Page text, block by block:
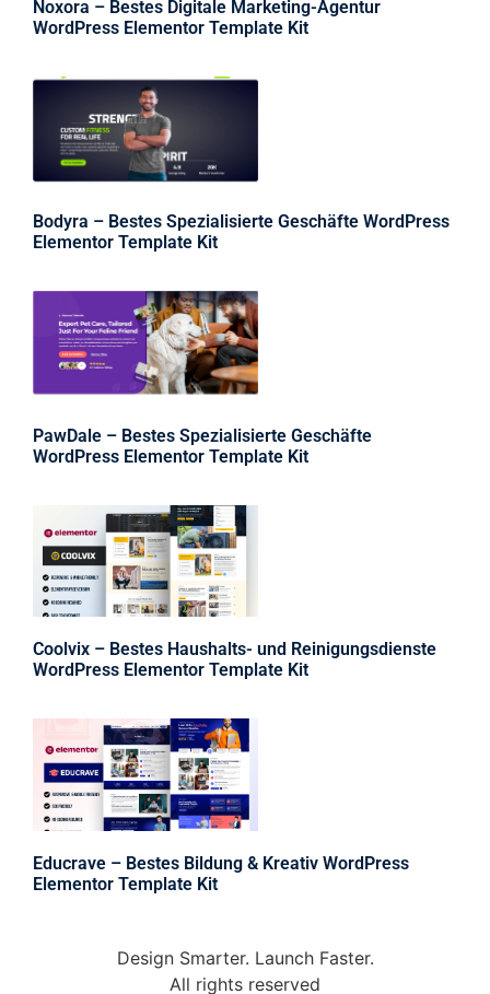
Noxora – Bestes Digitale Marketing-Agentur
WordPress Elementor Template Kit
Bodyra – Bestes Spezialisierte Geschäfte WordPress
Elementor Template Kit
PawDale – Bestes Spezialisierte Geschäfte
WordPress Elementor Template Kit
Coolvix – Bestes Haushalts- und Reinigungsdienste
WordPress Elementor Template Kit
Educrave – Bestes Bildung & Kreativ WordPress
Elementor Template Kit
Design Smarter. Launch Faster.
All rights reserved